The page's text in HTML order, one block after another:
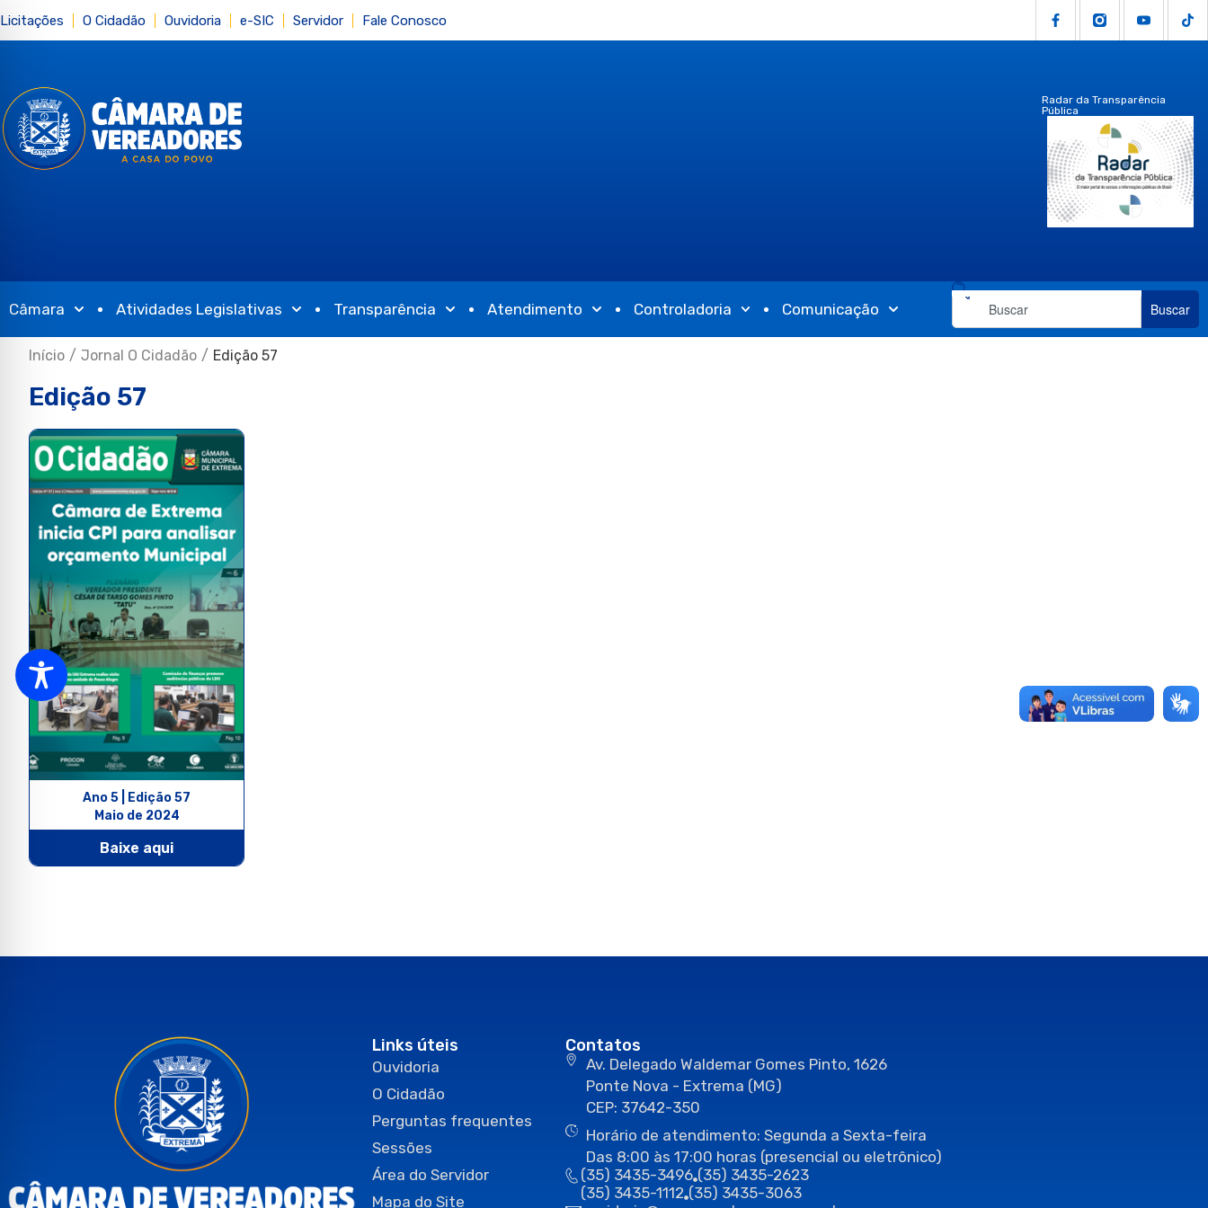
Licitações O Cidadão Ouvidoria e-SIC Servidor Fale Conosco
Radar da Transparência
Pública
Câmara Atividades Legislativas Transparência Atendimento Controladoria Comunicação Buscar
Início / Jornal O Cidadão / Edição 57
Edição 57
Ano 5 | Edição 57
Maio de 2024
Baixe aqui
Links úteis
Ouvidoria
O Cidadão
Perguntas frequentes
Sessões
Área do Servidor
Mapa do Site
Contatos
Av. Delegado Waldemar Gomes Pinto, 1626
Ponte Nova - Extrema (MG)
CEP: 37642-350
Horário de atendimento: Segunda a Sexta-feira
Das 8:00 às 17:00 horas (presencial ou eletrônico)
(35) 3435-3496 (35) 3435-2623
(35) 3435-1112 (35) 3435-3063